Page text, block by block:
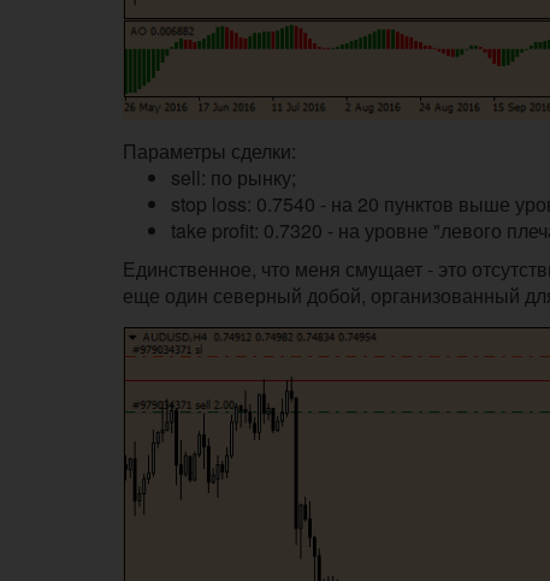
Параметры сделки:
sell: по рынку;
stop loss: 0.7540 - на 20 пунктов выше
take profit: 0.7320 - на уровне "левого
Единственное, что меня смущает - это
еще один северный добой, организованный